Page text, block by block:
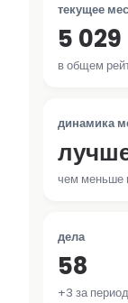
текущее
5 029
в общем
динамика
чем меньше
дела
58
+3 за